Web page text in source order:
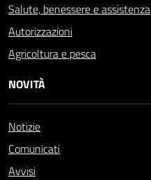
Salute, benessere e assistenza
Autorizzazioni
Agricoltura e pesca
NOVITÀ
Notizie
Comunicati
Avvisi